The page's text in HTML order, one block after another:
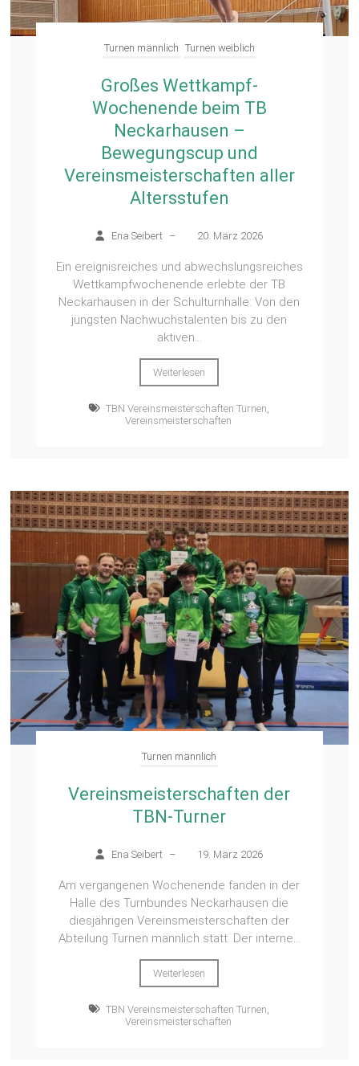
Turnen männlich Turnen weiblich
Großes Wettkampf-
Wochenende beim TB
Neckarhausen –
Bewegungscup und
Vereinsmeisterschaften aller
Altersstufen
Ena Seibert – 20. März 2026
Ein ereignisreiches und abwechslungsreiches
Wettkampfwochenende erlebte der TB
Neckarhausen in der Schulturnhalle: Von den
jüngsten Nachwuchstalenten bis zu den
aktiven...
Weiterlesen
TBN Vereinsmeisterschaften Turnen
Vereinsmeisterschaften
Turnen männlich
Vereinsmeisterschaften der
TBN-Turner
Ena Seibert – 19. März 2026
Am vergangenen Wochenende fanden in der
Halle des Turnbundes Neckarhausen die
diesjährigen Vereinsmeisterschaften der
Abteilung Turnen männlich statt. Der interne...
Weiterlesen
TBN Vereinsmeisterschaften Turnen
Vereinsmeisterschaften